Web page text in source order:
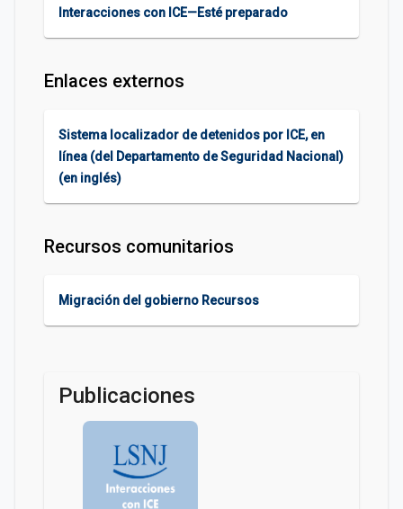
Interacciones con ICE—Esté preparado
Enlaces externos
Sistema localizador de detenidos por ICE, en
línea (del Departamento de Seguridad Nacional)
(en inglés)
Recursos comunitarios
Migración del gobierno Recursos
Publicaciones